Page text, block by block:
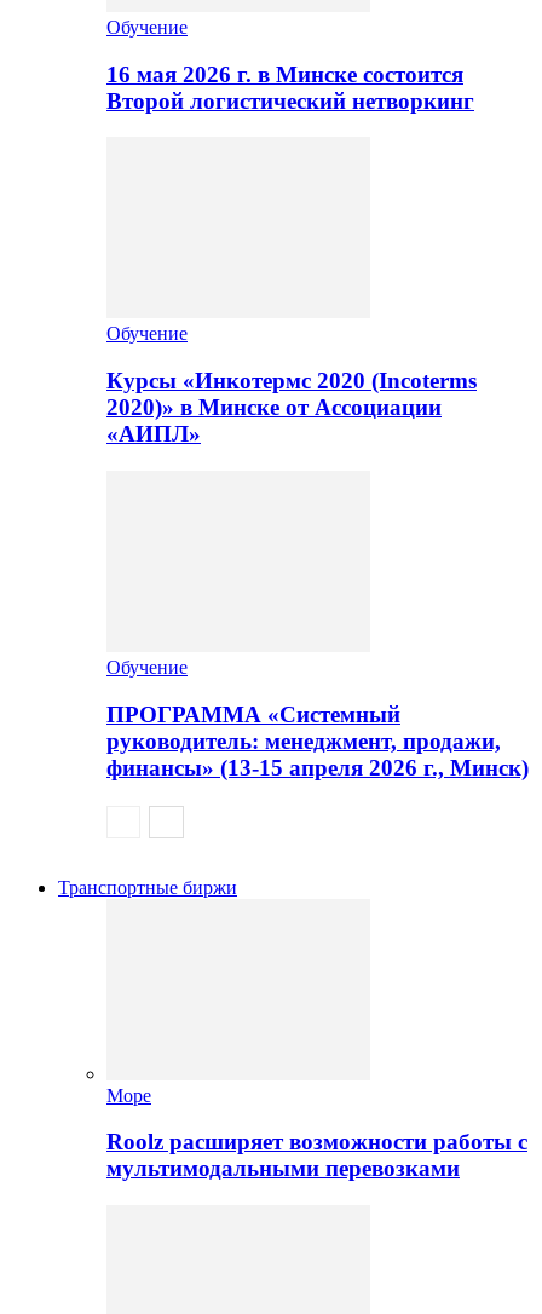
Обучение
16 мая 2026 г. в Минске состоится
Второй логистический нетворкинг
Обучение
Курсы «Инкотермс 2020 (Incoterms
2020)» в Минске от Ассоциации
«АИПЛ»
Обучение
ПРОГРАММА «Системный
руководитель: менеджмент, продажи,
финансы» (13-15 апреля 2026 г., Минск)
Транспортные биржи
Море
Roolz расширяет возможности работы с
мультимодальными перевозками